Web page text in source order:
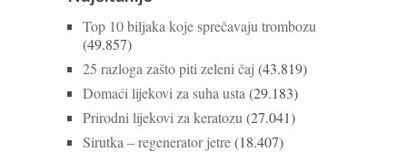
Top 10 biljaka koje sprečavaju trombozu
(49.857)
25 razloga zašto piti zeleni čaj (43.819)
Domaći lijekovi za suha usta (29.183)
Prirodni lijekovi za keratozu (27.041)
Sirutka – regenerator jetre(18.407)